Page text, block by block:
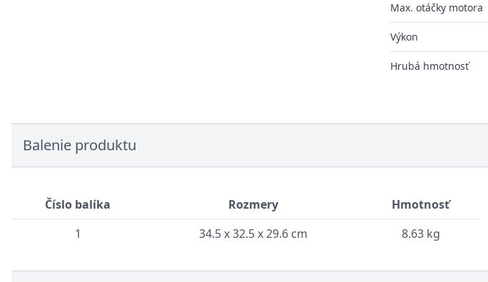
Max. otáčky motora
Výkon
Hrubá hmotnosť
Balenie produktu
Číslo balíka Rozmery
Hmotnosť
1
34.5 x 32.5 x 29.6 cm 8.63 kg